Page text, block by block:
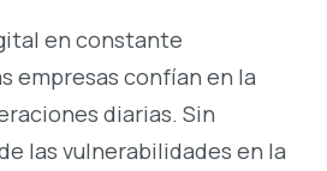
en constante
empresas confían en la
diarias. Sin
las vulnerabilidades en la